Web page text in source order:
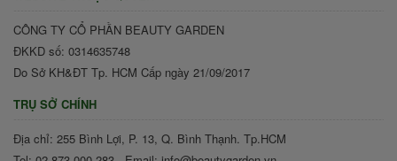
CÔNG TY CỔ PHẦN BEAUTY GARDEN
ĐKKD số: 0314635748
Do Sở KH&ĐT Tp. HCM Cấp ngày 21/09/2017
TRỤ SỞ CHÍNH
Địa chỉ: 255 Bình Lợi, P. 13, Q. Bình Thạnh. Tp.HCM